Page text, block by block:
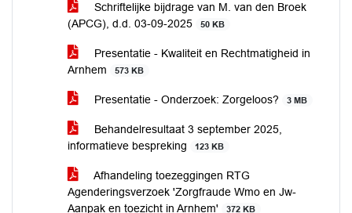
Schriftelijke bijdrage van M. van den Broek
(APCG), d.d. 03-09-2025
50 KB
Presentatie - Kwaliteit en Rechtmatigheid in
Arnhem
573 KB
Presentatie - Onderzoek: Zorgeloos? 3 MB
Behandelresultaat 3 september 2025,
informatieve bespreking
123 KB
Afhandeling toezeggingen RTG
Agenderingsverzoek 'Zorgfraude Wmo en Jw-
Aanpak en toezicht in Arnhem'
372 KB